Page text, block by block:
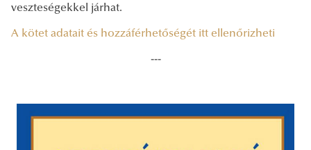
veszteségekkel járhat.
A kötet adatait és hozzáférhetőségét itt ellenőrizheti
---